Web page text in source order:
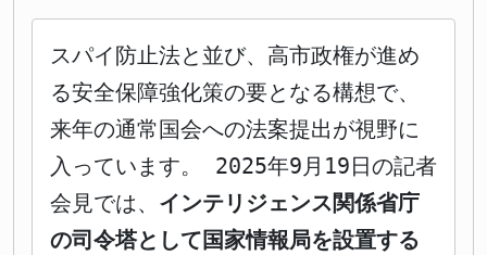
スパイ防止法と並び、高市政権が進め
る安全保障強化策の要となる構想で、
来年の通常国会への法案提出が視野に
入っています。 2025年9月19日の記者
会見では、 インテリジェンス関係省庁
の司令塔として国家情報局を設置する